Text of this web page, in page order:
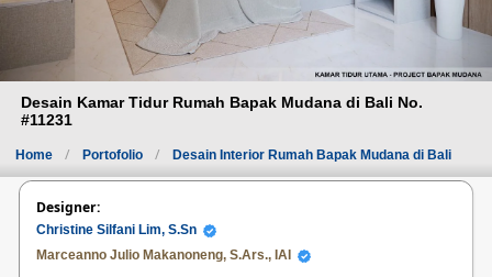
Desain Kamar Tidur Rumah Bapak Mudana di Bali No.
#11231
Home Portofolio Desain Interior Rumah Bapak Mudana di Bali
Designer:
Christine Silfani Lim, S.Sn
Marceanno Julio Makanoneng, S.Ars., IAI